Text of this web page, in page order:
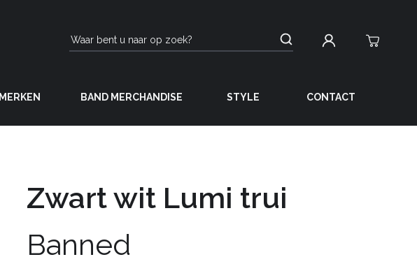
MERKEN BAND MERCHANDISE STYLE CONTACT
Zwart wit Lumi trui
Banned